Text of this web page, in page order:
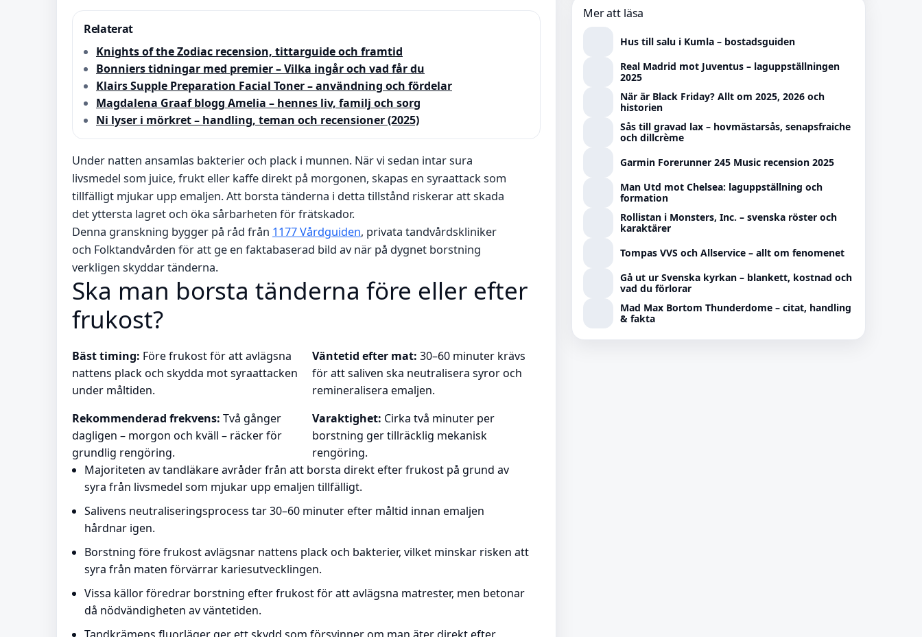
Relaterat
Knights of the Zodiac recension, tittarguide och framtid
Bonniers tidningar med premier – Vilka ingår och vad får du
Klairs Supple Preparation Facial Toner – användning och fördelar
Magdalena Graaf blogg Amelia – hennes liv, familj och sorg
Ni lyser i mörkret – handling, teman och recensioner (2025)
Under natten ansamlas bakterier och plack i munnen. När vi sedan intar sura
livsmedel som juice, frukt eller kaffe direkt på morgonen, skapas en syraattack som
tillfälligt mjukar upp emaljen. Att borsta tänderna i detta tillstånd riskerar att skada
det yttersta lagret och öka sårbarheten för frätskador.
Denna granskning bygger på råd från 1177 Vårdguiden, privata tandvårdskliniker
och Folktandvården för att ge en faktabaserad bild av när på dygnet borstning
verkligen skyddar tänderna.
Ska man borsta tänderna före eller efter
frukost?
Bäst timing: Före frukost för att avlägsna
nattens plack och skydda mot syraattacken
under måltiden.
Väntetid efter mat: 30–60 minuter krävs
för att saliven ska neutralisera syror och
remineralisera emaljen.
Rekommenderad frekvens: Två gånger
dagligen – morgon och kväll – räcker för
grundlig rengöring.
Varaktighet: Cirka två minuter per
borstning ger tillräcklig mekanisk
rengöring.
Majoriteten av tandläkare avråder från att borsta direkt efter frukost på grund av
syra från livsmedel som mjukar upp emaljen tillfälligt.
Salivens neutraliseringsprocess tar 30–60 minuter efter måltid innan emaljen
hårdnar igen.
Borstning före frukost avlägsnar nattens plack och bakterier, vilket minskar risken att
syra från maten förvärrar kariesutvecklingen.
Vissa källor föredrar borstning efter frukost för att avlägsna matrester, men betonar
då nödvändigheten av väntetiden.
Mer att läsa
Hus till salu i Kumla – bostadsguiden
Real Madrid mot Juventus – laguppställningen
2025
När är Black Friday? Allt om 2025, 2026 och
historien
Sås till gravad lax – hovmästarsås, senapsfraiche
och dillcrème
Garmin Forerunner 245 Music recension 2025
Man Utd mot Chelsea: laguppställning och
formation
Rollistan i Monsters, Inc. – svenska röster och
karaktärer
Tompas VVS och Allservice – allt om fenomenet
Gå ut ur Svenska kyrkan – blankett, kostnad och
vad du förlorar
Mad Max Bortom Thunderdome – citat, handling
& fakta